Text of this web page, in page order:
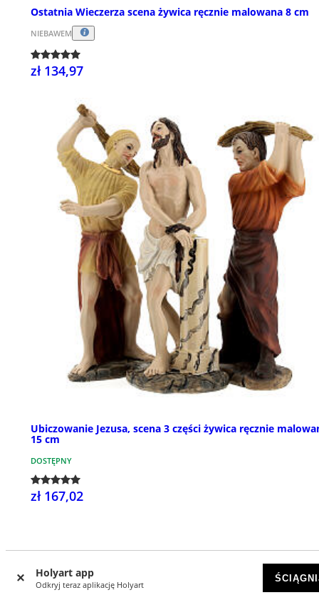
Holyart app
Odkryj teraz aplikację Holyart
Ostatnia Wieczerza scena żywica ręcznie malowana 8 cm
NIEBAWEM
zł 134,97
Ubiczowanie Jezusa, scena 3 części żywica ręcznie
15 cm
DOSTĘPNY
zł 167,02